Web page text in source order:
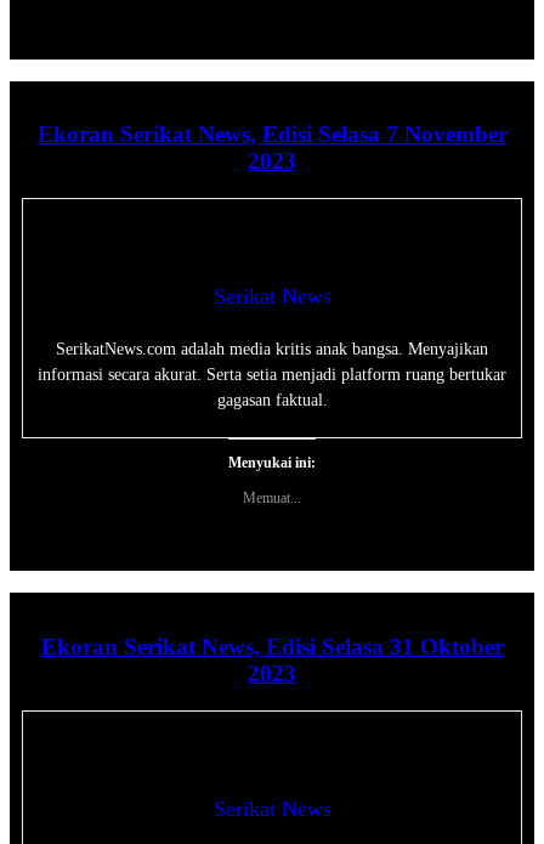
Ekoran Serikat News, Edisi Selasa 7 November
2023
Serikat News
SerikatNews.com adalah media kritis anak bangsa. Menyajikan
informasi secara akurat. Serta setia menjadi platform ruang bertukar
gagasan faktual.
Menyukai ini:
Memuat...
Ekoran Serikat News, Edisi Selasa 31 Oktober
2023
Serikat News